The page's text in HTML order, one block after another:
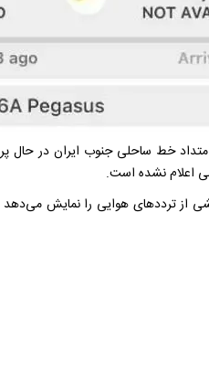
خط ساحلی جنوب ایران در حال
اعلام نشده است.
از ترددهای هوایی را نمایش می‌دهد